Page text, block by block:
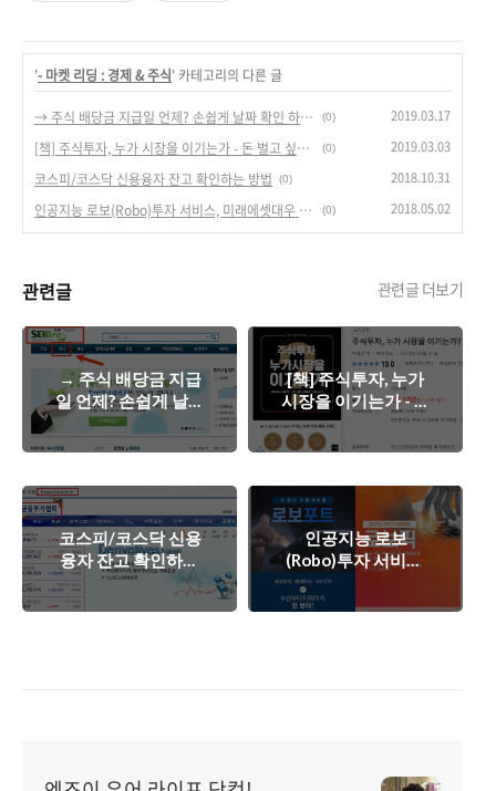
'- 마켓 리딩 : 경제 & 주식' 카테고리의 다른 글
→ 주식 배당금 지급일 언제? 손쉽게 날짜 확인 하는 방법! (0) 2019.03.17
[책] 주식투자, 누가 시장을 이기는가 - 돈 벌고 싶은 개미들의 필독서. (0) 2019.03.03
코스피/코스닥 신용융자 잔고 확인하는 방법 (0) 2018.10.31
인공지능 로보(Robo)투자 서비스, 미래에셋대우 MTS에서 쉽게 이용 가능! (0) 2018.05.02
관련글 관련글 더보기
→ 주식 배당금 지급
일 언제? 손쉽게 날짜
확인 하는 방법!
[책] 주식투자, 누가
시장을 이기는가 - 돈
벌고 싶은 개미들의
필독서.
코스피/코스닥 신용
융자 잔고 확인하는
방법
인공지능 로보
(Robo)투자 서비스,
미래에셋대우 MTS
에서 쉽게 이용 가능!